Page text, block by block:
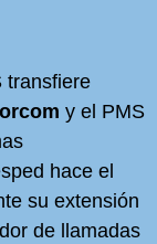
transfiere
y el PMS
hace el
su extensión
de llamadas